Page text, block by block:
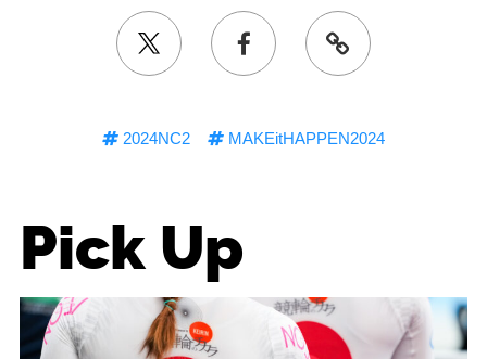
2024NC2 MAKEitHAPPEN2024
Pick Up